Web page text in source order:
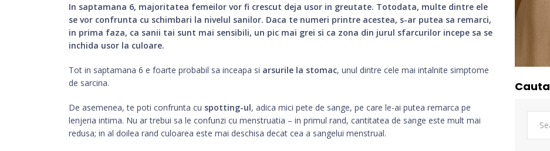
In saptamana 6, majoritatea femeilor vor fi crescut deja usor in greutate. Totodata, multe dintre ele
se vor confrunta cu schimbari la nivelul sanilor. Daca te numeri printre acestea, s-ar putea sa remarci,
in prima faza, ca sanii tai sunt mai sensibili, un pic mai grei si ca zona din jurul sfarcurilor incepe sa se
inchida usor la culoare.
Tot in saptamana 6 e foarte probabil sa inceapa si arsurile la stomac, unul dintre cele mai intalnite simptome
de sarcina.
De asemenea, te poti confrunta cu spotting-ul, adica mici pete de sange, pe care le-ai putea remarca pe
lenjeria intima. Nu ar trebui sa le confunzi cu menstruatia – in primul rand, cantitatea de sange este mult mai
redusa; in al doilea rand culoarea este mai deschisa decat cea a sangelui menstrual.
Cauta